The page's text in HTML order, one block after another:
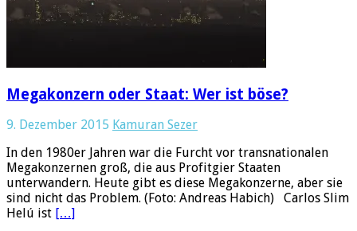
Megakonzern oder Staat: Wer ist böse?
9. Dezember 2015 Kamuran Sezer
In den 1980er Jahren war die Furcht vor transnationalen
Megakonzernen groß, die aus Profitgier Staaten
unterwandern. Heute gibt es diese Megakonzerne, aber sie
sind nicht das Problem. (Foto: Andreas Habich) Carlos Slim
Helú ist […]